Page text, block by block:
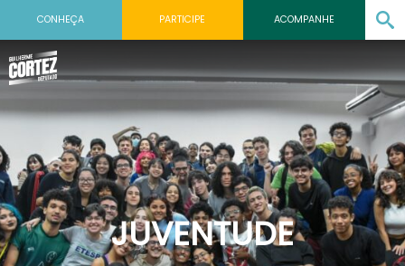
CONHEÇA PARTICIPE ACOMPANHE
JUVENTUDE